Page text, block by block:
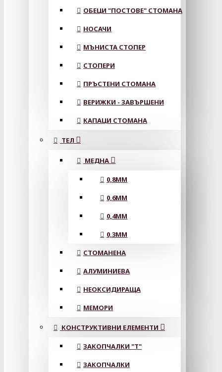
ОБЕЦИ "ПОСТОВЕ" СТОМАНА
НОСАЧИ
МЪНИСТА СТОПЕР
СТОПЕРИ
ПРЪСТЕНИ СТОМАНА
ВЕРИЖКИ - ЗАВЪРШЕНИ
КАПАЦИ СТОМАНА
ТЕЛ
МЕДНА
0,8MM
0,6MM
0,4MM
0,3MM
СТОМАНЕНА
АЛУМИНИЕВА
НЕОКСИДИРАЩА
МЕМОРИ
КОНСТРУКТИВНИ ЕЛЕМЕНТИ
ЗАКОПЧАЛКИ "Т"
ЗАКОПЧАЛКИ